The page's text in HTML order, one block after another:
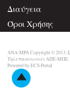
Διαύγεια
Όροι Χρήσης
ANA-MPA Copyright © 2013.
Τηλεπικοινωνιών ΑΠΕ-ΜΠΕ.
Powered by ECS-Portal